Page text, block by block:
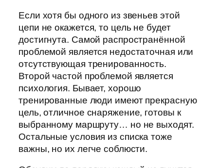
Если хотя бы одного из звеньев этой
цепи не окажется, то цель не будет
достигнута. Самой распространённой
проблемой является недостаточная или
отсутствующая тренированность.
Второй частой проблемой является
психология. Бывает, хорошо
тренированные люди имеют прекрасную
цель, отличное снаряжение, готовы к
выбранному маршруту… но не выходят.
Остальные условия из списка тоже
важны, но их легче соблюсти.